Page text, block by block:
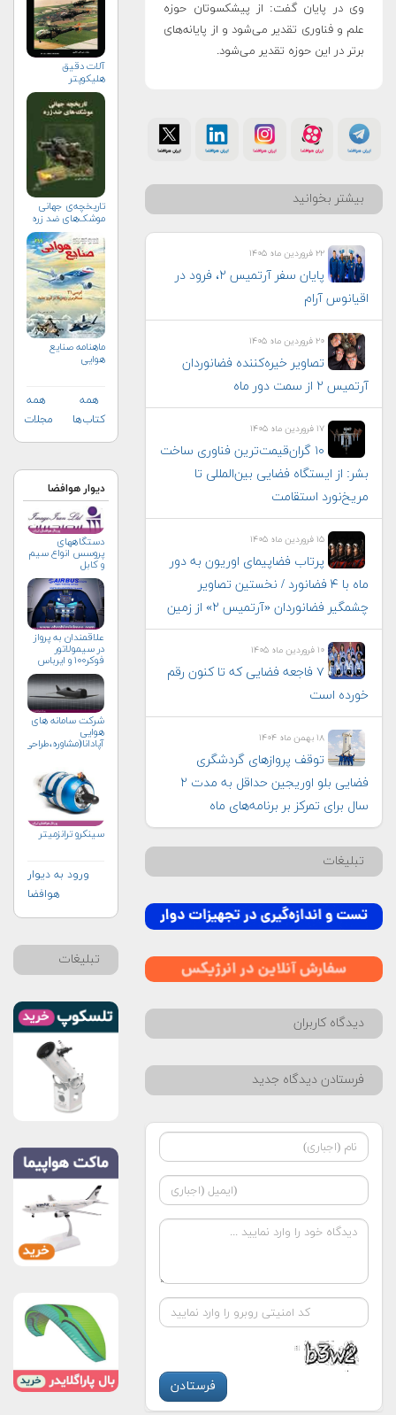
وی در پایان گفت: از پیشکسوتان حوزه
علم و فناوری تقدیر می‌شود و از پایانه‌های
برتر در این حوزه تقدیر می‌شود.
بیشتر بخوانید
۲۲ فروردین ماه ۱۴۰۵
پایان سفر آرتمیس ۲، فرود در
اقیانوس آرام
۲۰ فروردین ماه ۱۴۰۵
تصاویر خیره‌کننده فضانوردان
آرتمیس ۲ از سمت دور ماه
۱۷ فروردین ماه ۱۴۰۵
۱۰ گران‌قیمت‌ترین فناوری‌ ساخت
بشر: از ایستگاه فضایی بین‌المللی تا
مریخ‌نورد استقامت
۱۵ فروردین ماه ۱۴۰۵
پرتاب فضاپیمای اوریون به دور
ماه با ۴ فضانورد / نخستین تصاویر
چشمگیر فضانوردان «آرتمیس ۲» از زمین
۱۰ فروردین ماه ۱۴۰۵
۷ فاجعه فضایی که تا کنون رقم
خورده است
۱۸ بهمن ماه ۱۴۰۴
توقف پروازهای گردشگری
فضایی بلو اوریجین حداقل به مدت ۲
سال برای تمرکز بر برنامه‌های ماه
تبلیغات
دیدگاه کاربران
فرستادن دیدگاه جدید
آلات دقيق
هليكوپتر
تاریخچه‌ی جهانی
موشک‌های ضد زره
ماهنامه صنايع
هوايي
همه
کتاب‌ها
همه
مجلات
دیوار هوافضا
دستگاههای
پروسس انواع سیم
و کابل
علاقمندان به پرواز
در سیمولاتور
فوکر۱۰۰ و ایرباس
شرکت سامانه های
هوایی
سینکرو ترانزمیتر
ورود به دیوار
هوافضا
تبلیغات